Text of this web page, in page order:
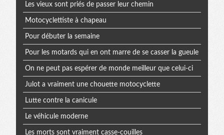
Les vieux sont priés de passer leur chemin
Motocyclettiste à chapeau
Pour débuter la semaine
Pour les motards qui en ont marre de se casser la gueule
On ne peut pas espérer de monde meilleur que celui-ci
Julot a vraiment une chouette motocyclette
Lutte contre la canicule
Le véhicule moderne
Les morts sont vraiment casse-couilles